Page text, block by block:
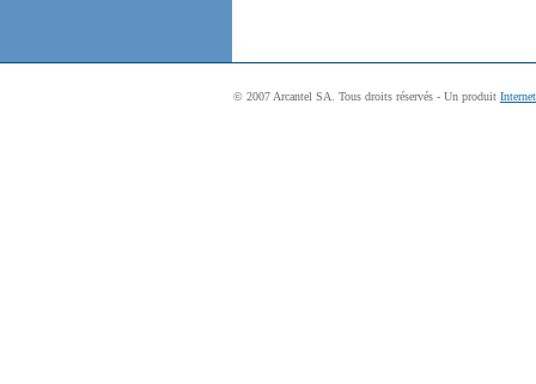
© 2007 Arcantel SA. Tous droits réservés - Un produit